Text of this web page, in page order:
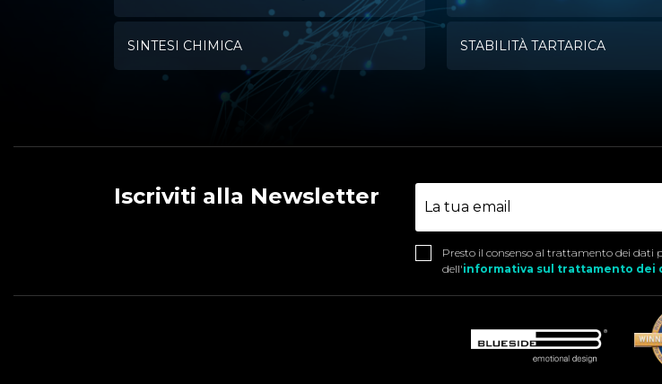
SINTESI CHIMICA STABILITÀ TARTARICA
Iscriviti alla Newsletter
Presto il consenso al trattamento dei dati
dell'informativa sul trattamento dei